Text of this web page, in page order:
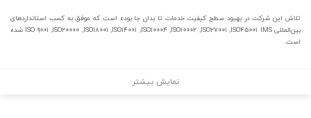
تلاش این شرکت در بهبود سطح کیفیت خدمات تا بدان جا بوده است که موفق به کسب استانداردهای
بین‌المللی ISO ۹۰۰۱ ,ISO۲۰۰۰۰ ,ISO۱۸۰۰۱ ,ISO۱۴۰۰۱ ,ISO۱۰۰۰۴ ,ISO۱۰۰۰۲ ,ISO۲۷۰۰۱ ,ISO۴۵۰۰۱ IMS شده
است.
نمایش بیشتر